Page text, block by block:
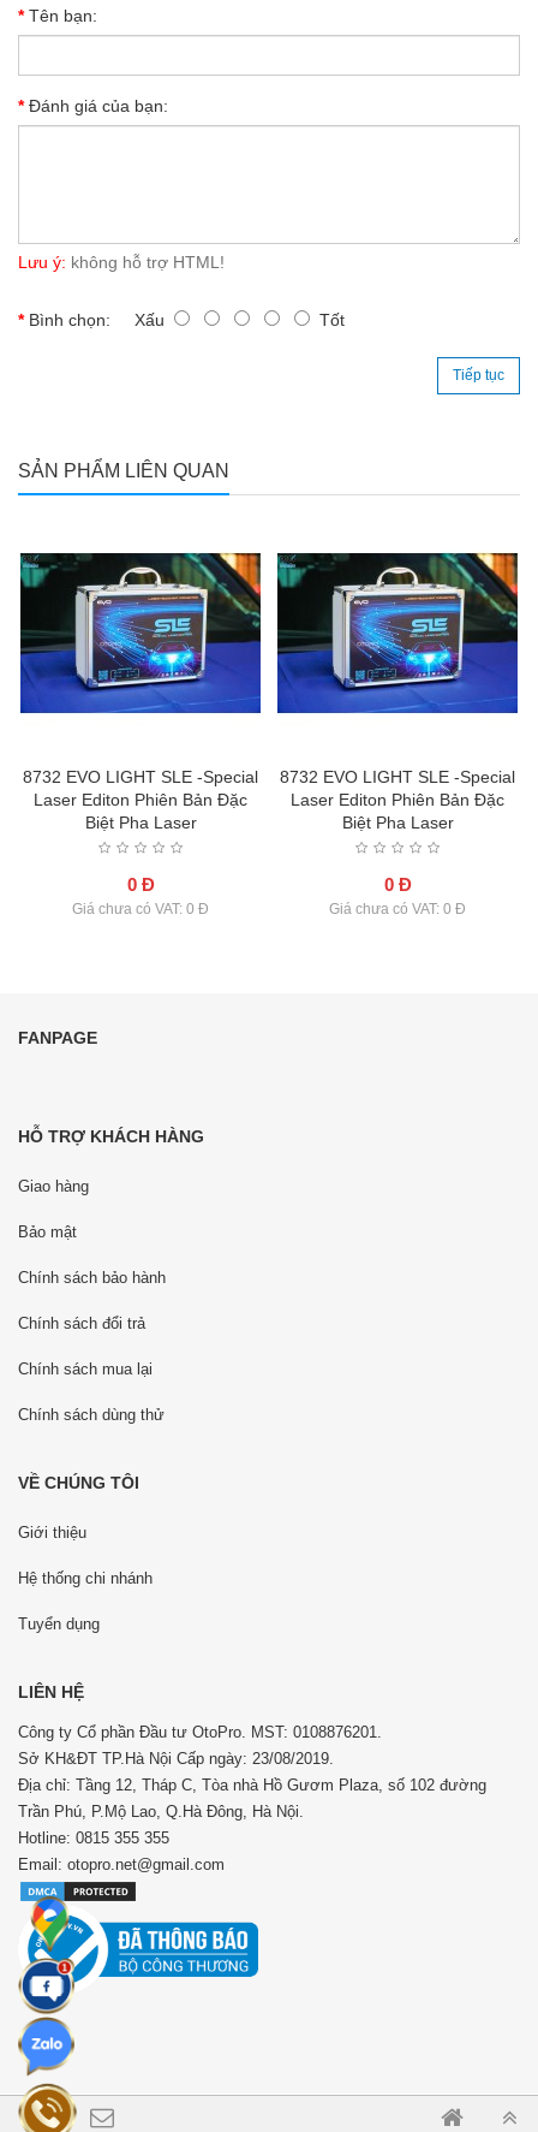
Tên bạn:
Đánh giá của bạn:
Lưu ý: không hỗ trợ HTML!
Bình chọn: Xấu Tốt
Tiếp tục
SẢN PHẨM LIÊN QUAN
8732 EVO LIGHT SLE -Special
Laser Editon Phiên Bản Đặc
Biệt Pha Laser
0 Đ
Giá chưa có VAT: 0 Đ
8732 EVO LIGHT SLE -Special
Laser Editon Phiên Bản Đặc
Biệt Pha Laser
0 Đ
Giá chưa có VAT: 0 Đ
FANPAGE
HỖ TRỢ KHÁCH HÀNG
Giao hàng
Bảo mật
Chính sách bảo hành
Chính sách đổi trả
Chính sách mua lại
Chính sách dùng thử
VỀ CHÚNG TÔI
Giới thiệu
Hệ thống chi nhánh
Tuyển dụng
LIÊN HỆ
Công ty Cổ phần Đầu tư OtoPro. MST: 0108876201.
Sở KH&ĐT TP.Hà Nội Cấp ngày: 23/08/2019.
Địa chỉ: Tầng 12, Tháp C, Tòa nhà Hồ Gươm Plaza, số 102 đường
Trần Phú, P.Mộ Lao, Q.Hà Đông, Hà Nội.
Hotline: 0815 355 355
Email: otopro.net@gmail.com